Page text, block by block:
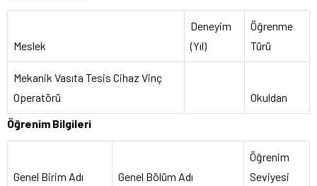
Meslek
Deneyim
(Yıl)
Öğrenme
Türü
Mekanik Vasıta Tesis Cihaz Vinç
Operatörü
Okuldan
Öğrenim Bilgileri
Genel Birim Adı Genel Bölüm Adı
Öğrenim
Seviyesi